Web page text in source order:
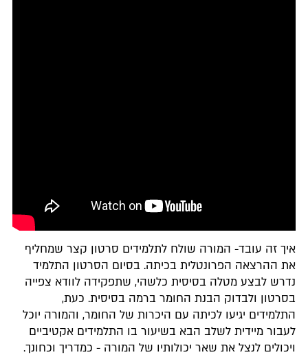
איך זה עובד- המורה שולח לתלמידים סרטון קצר שמחליף
את ההרצאה הפרונטלית בכיתה. בסיום הסרטון התלמיד
נדרש לבצע מטלה בסיסית כלשהי, שתפקידה לוודא צפייה
בסרטון ולבדוק הבנת החומר ברמה בסיסית. כעת,
התלמידים יגיעו לכיתה עם היכרות של החומר, והמורה יוכל
לעבור מיידית לשלב הבא בשיעור בו התלמידים אקטיביים
ויכולים לנצל את שאר יכולותיו של המורה - כמדריך וכחונך.